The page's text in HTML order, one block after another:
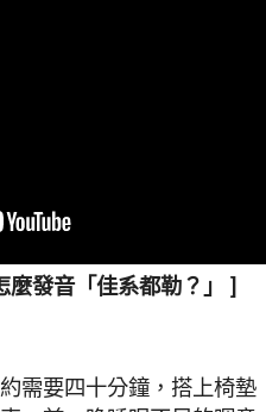
麼發音「佳系都勒？」 ]
需要四十分鐘，搭上椅墊